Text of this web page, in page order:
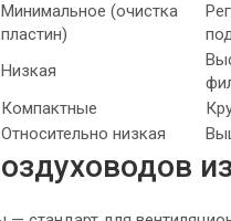
Минимальное (очистка
пластин)
Низкая
Компактные
Относительно низкая